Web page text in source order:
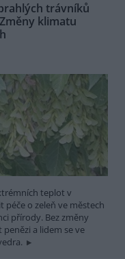
trávníků
klimatu
teplot v
péče o zeleň ve městech
přírody. Bez změny
a lidem se ve